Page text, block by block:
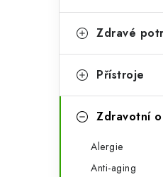
n
n
p
i
Zdravé
Přístroje
Zdravotní
Alergie
Anti-aging